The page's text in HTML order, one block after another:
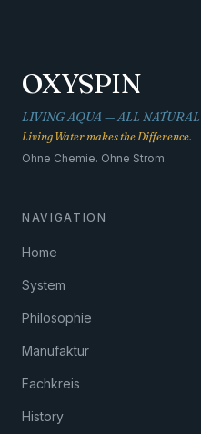
OXYSPIN
LIVING AQUA — ALL NATURAL
Living Water makes the Difference.
Ohne Chemie. Ohne Strom.
NAVIGATION
Home
System
Philosophie
Manufaktur
Fachkreis
History